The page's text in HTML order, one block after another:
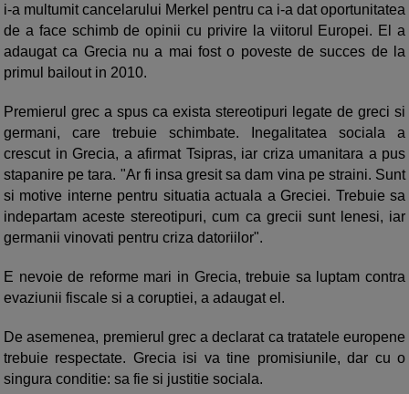
i-a multumit cancelarului Merkel pentru ca i-a dat oportunitatea
de a face schimb de opinii cu privire la viitorul Europei. El a
adaugat ca Grecia nu a mai fost o poveste de succes de la
primul bailout in 2010.
Premierul grec a spus ca exista stereotipuri legate de greci si
germani, care trebuie schimbate. Inegalitatea sociala a
crescut in Grecia, a afirmat Tsipras, iar criza umanitara a pus
stapanire pe tara. "Ar fi insa gresit sa dam vina pe straini. Sunt
si motive interne pentru situatia actuala a Greciei. Trebuie sa
indepartam aceste stereotipuri, cum ca grecii sunt lenesi, iar
germanii vinovati pentru criza datoriilor".
E nevoie de reforme mari in Grecia, trebuie sa luptam contra
evaziunii fiscale si a coruptiei, a adaugat el.
De asemenea, premierul grec a declarat ca tratatele europene
trebuie respectate. Grecia isi va tine promisiunile, dar cu o
singura conditie: sa fie si justitie sociala.